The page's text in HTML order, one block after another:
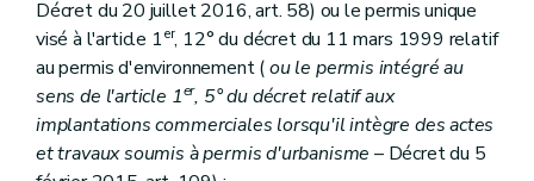
Décret du 20 juillet 2016, art. 58) ou le permis unique
visé à l'article 1er, 12° du décret du 11 mars 1999 relatif
au permis d'environnement (ou le permis intégré au
sens de l'article 1er, 5° du décret relatif aux
implantations commerciales lorsqu'il intègre des actes
et travaux soumis à permis d'urbanisme – Décret du 5